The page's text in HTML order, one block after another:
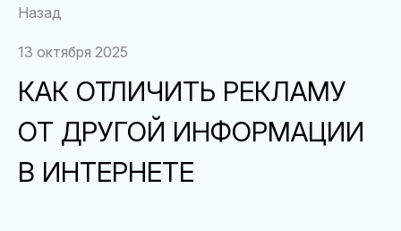
Назад
13 октября 2025
КАК ОТЛИЧИТЬ РЕКЛАМУ
ОТ ДРУГОЙ ИНФОРМАЦИИ
В ИНТЕРНЕТЕ